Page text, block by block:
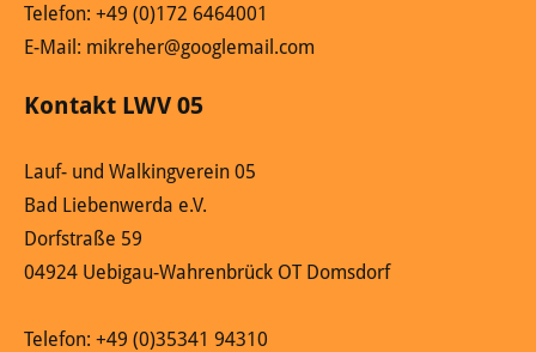
Telefon: +49 (0)172 6464001
E-Mail: mikreher@googlemail.com
Kontakt LWV 05
Lauf- und Walkingverein 05
Bad Liebenwerda e.V.
Dorfstraße 59
04924 Uebigau-Wahrenbrück OT Domsdorf
Telefon: +49 (0)35341 94310